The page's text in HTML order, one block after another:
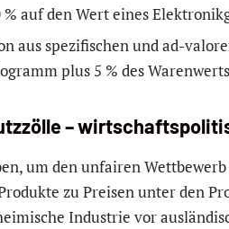
auf den Wert eines
aus spezifischen und ad-
plus 5 % des
–
um den unfairen
zu Preisen unter den
Industrie vor